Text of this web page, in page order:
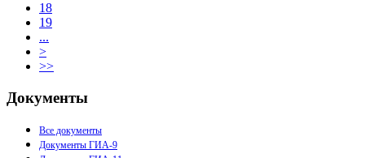
18
19
...
>
>>
Документы
Все документы
Документы ГИА-9